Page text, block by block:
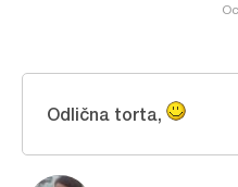
Odlična torta,